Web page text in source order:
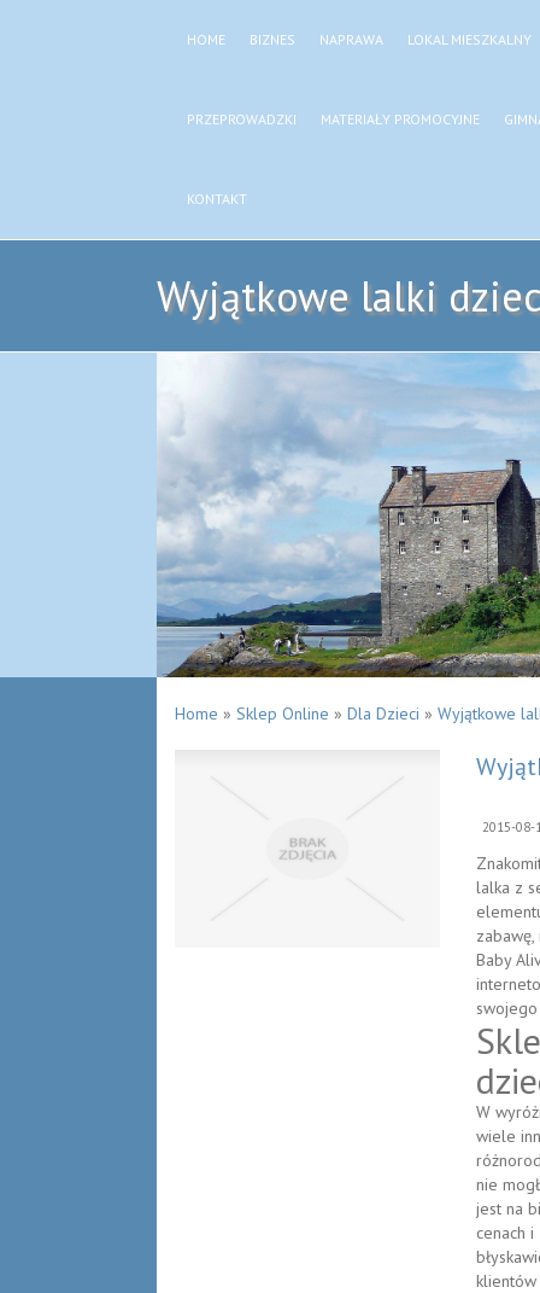
HOME BIZNES NAPRAWA LOKAL MIESZKALNY
PRZEPROWADZKI MATERIAŁY PROMOCYJNE
KONTAKT
Wyjątkowe lalki
Home » Sklep Online » Dla Dzieci » Wyjątkowe
2015-08-
lalka z
Baby
W
wiele
nie
jest na
cenach
klientów